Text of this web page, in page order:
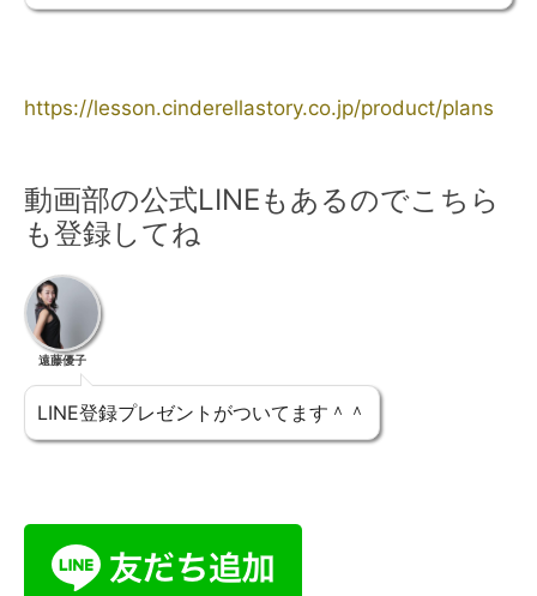
https://lesson.cinderellastory.co.jp/product/plans
動画部の公式LINEもあるのでこちら
も登録してね
遠藤優子
LINE登録プレゼントがついてます＾＾